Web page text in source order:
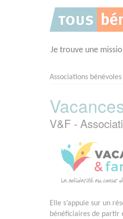
Je trouve une
Associations bénévoles
V&F -
Elle s’appuie sur un
bénéficiaires de partir